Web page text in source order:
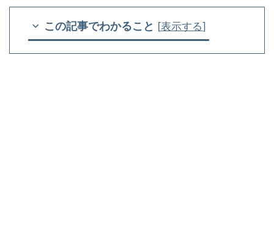
この記事でわかること [表示する]